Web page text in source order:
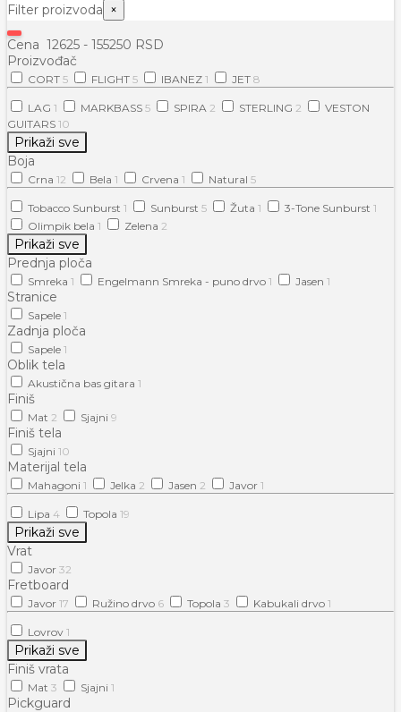
Filter proizvoda ×
Cena 12625 - 155250 RSD
Proizvođač
CORT 5 FLIGHT 5 IBANEZ 1 JET 8
LAG 1 MARKBASS 5 SPIRA 2 STERLING 2
VESTON
GUITARS 10
Prikaži sve
Boja
Crna 12 Bela 1 Crvena 1 Natural 5
Tobacco Sunburst 1 Sunburst 5 Žuta 1 3-Tone Sunburst 1
Olimpik bela 1 Zelena 2
Prikaži sve
Prednja ploča
Smreka 1 Engelmann Smreka - puno drvo 1 Jasen 1
Stranice
Sapele 1
Zadnja ploča
Sapele 1
Oblik tela
Akustična bas gitara 1
Finiš
Mat 2 Sjajni 9
Finiš tela
Sjajni 10
Materijal tela
Mahagoni 1 Jelka 2 Jasen 2 Javor 1
Lipa 4 Topola 19
Prikaži sve
Vrat
Javor 32
Fretboard
Javor 17 Ružino drvo 6 Topola 3 Kabukali drvo 1
Lovrov 1
Prikaži sve
Finiš vrata
Mat 3 Sjajni 1
Pickguard